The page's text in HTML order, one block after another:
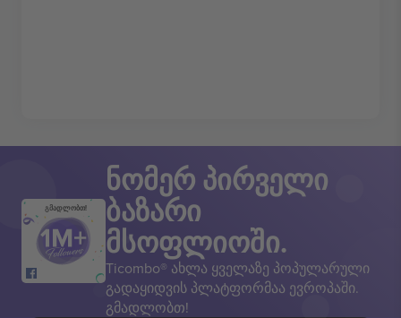
გმადლობთ!
ნომერ პირველი
ბაზარი
მსოფლიოში.
Ticombo® ახლა ყველაზე პოპულარული
გადაყიდვის პლატფორმაა ევროპაში.
გმადლობთ!